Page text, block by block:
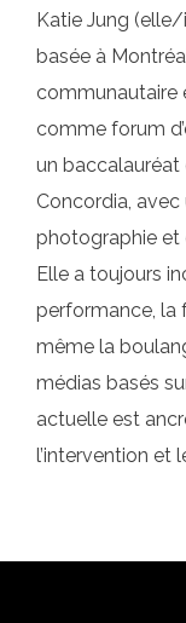
Katie Jung
basée à
communautaire
comme forum
un baccalauréat
Concordia,
photographie et
Elle a toujours
performance, la
même la
médias basés
actuelle est
l’intervention et